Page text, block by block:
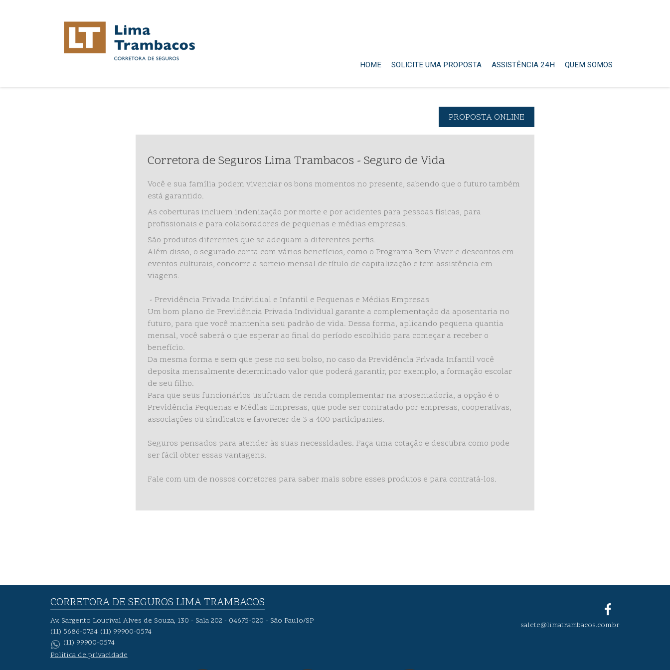
HOME SOLICITE UMA PROPOSTA ASSISTÊNCIA 24H QUEM SOMOS
PROPOSTA ONLINE
Corretora de Seguros Lima Trambacos - Seguro de Vida
Você e sua família podem vivenciar os bons momentos no presente, sabendo que o futuro também
está garantido.
As coberturas incluem indenização por morte e por acidentes para pessoas físicas, para
profissionais e para colaboradores de pequenas e médias empresas.
São produtos diferentes que se adequam a diferentes perfis.
Além disso, o segurado conta com vários benefícios, como o Programa Bem Viver e descontos em
eventos culturais, concorre a sorteio mensal de título de capitalização e tem assistência em
viagens.
- Previdência Privada Individual e Infantil e Pequenas e Médias Empresas
Um bom plano de Previdência Privada Individual garante a complementação da aposentaria no
futuro, para que você mantenha seu padrão de vida. Dessa forma, aplicando pequena quantia
mensal, você saberá o que esperar ao final do período escolhido para começar a receber o
benefício.
Da mesma forma e sem que pese no seu bolso, no caso da Previdência Privada Infantil você
deposita mensalmente determinado valor que poderá garantir, por exemplo, a formação escolar
de seu filho.
Para que seus funcionários usufruam de renda complementar na aposentadoria, a opção é o
Previdência Pequenas e Médias Empresas, que pode ser contratado por empresas, cooperativas,
associações ou sindicatos e favorecer de 3 a 400 participantes.
Seguros pensados para atender às suas necessidades. Faça uma cotação e descubra como pode
ser fácil obter essas vantagens.
Fale com um de nossos corretores para saber mais sobre esses produtos e para contratá-los.
CORRETORA DE SEGUROS LIMA TRAMBACOS
Av. Sargento Lourival Alves de Souza, 130 - Sala 202 - 04675-020 - São Paulo/SP
(11) 5686-0724 (11) 99900-0574
(11) 99900-0574
Política de privacidade
salete@limatrambacos.com.br